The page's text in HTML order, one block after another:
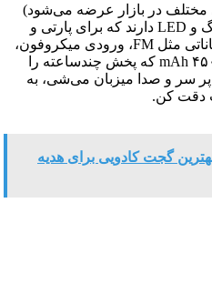
مختلف در بازار عرضه می‌شود)
اسپیکرهای «تاور» با باندهای بزرگ و LED دارند که برای پارتی و
فضاهای باز طراحی شده‌اند: امکاناتی مثل FM، ورودی میکروفون،
پورت USB/SD، و باتری حدود ۴۵۰۰ mAh که پخش چندساعته را
سر و صدا میزبان می‌شی، به
دقت کن.
گجت کادویی برای هدیه